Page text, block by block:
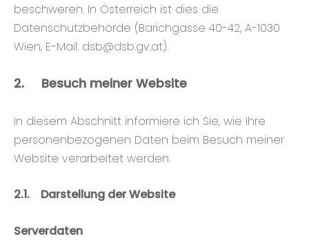
beschweren. In Österreich ist dies die
Datenschutzbehörde (Barichgasse 40-42, A-1030
Wien, E-Mail: dsb@dsb.gv.at).
2. Besuch meiner Website
In diesem Abschnitt informiere ich Sie, wie Ihre
personenbezogenen Daten beim Besuch meiner
Website verarbeitet werden.
2.1. Darstellung der Website
Serverdaten